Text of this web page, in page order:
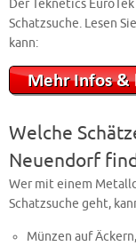
Der Teknetics
Schatzsuche. Lesen
kann:
Welche
Neuendorf
Wer mit einem
Schatzsuche geht,
Münzen auf